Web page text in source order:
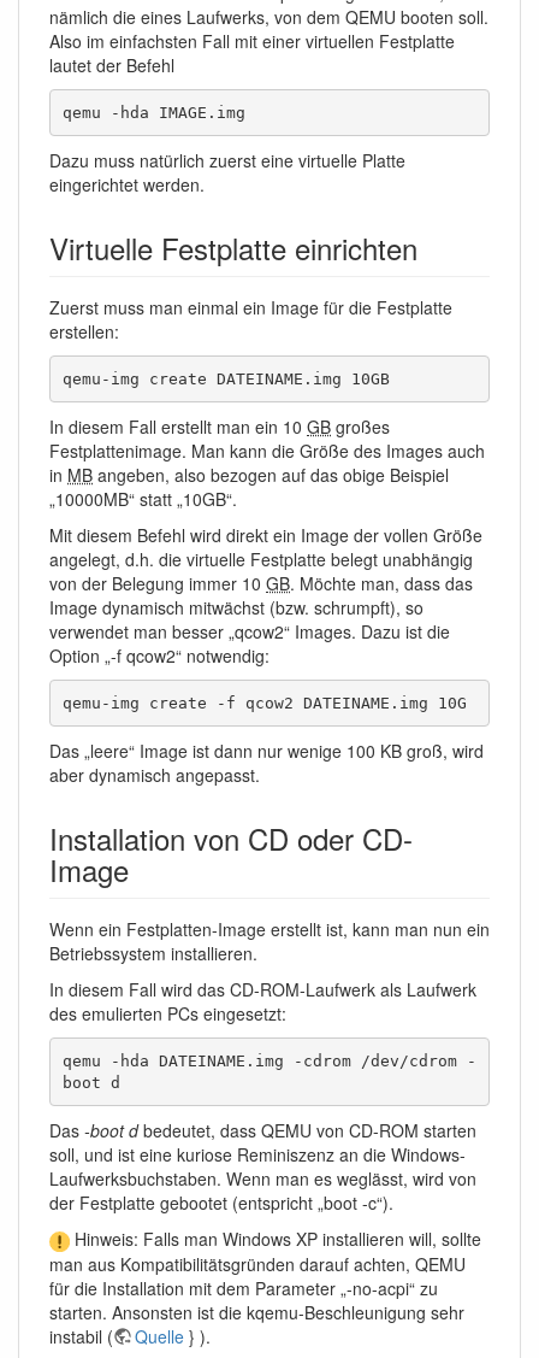
nämlich die eines Laufwerks, von dem QEMU booten soll.
Also im einfachsten Fall mit einer virtuellen Festplatte
lautet der Befehl
qemu -hda IMAGE.img
Dazu muss natürlich zuerst eine virtuelle Platte
eingerichtet werden.
Virtuelle Festplatte einrichten
Zuerst muss man einmal ein Image für die Festplatte
erstellen:
qemu-img create DATEINAME.img 10GB
In diesem Fall erstellt man ein 10 GB großes
Festplattenimage. Man kann die Größe des Images auch
in MB angeben, also bezogen auf das obige Beispiel
„10000MB“ statt „10GB“.
Mit diesem Befehl wird direkt ein Image der vollen Größe
angelegt, d.h. die virtuelle Festplatte belegt unabhängig
von der Belegung immer 10 GB. Möchte man, dass das
Image dynamisch mitwächst (bzw. schrumpft), so
verwendet man besser „qcow2“ Images. Dazu ist die
Option „-f qcow2“ notwendig:
qemu-img create -f qcow2 DATEINAME.img 10G
Das „leere“ Image ist dann nur wenige 100 KB groß, wird
aber dynamisch angepasst.
Installation von CD oder CD-
Image
Wenn ein Festplatten-Image erstellt ist, kann man nun ein
Betriebssystem installieren.
In diesem Fall wird das CD-ROM-Laufwerk als Laufwerk
des emulierten PCs eingesetzt:
qemu -hda DATEINAME.img -cdrom /dev/cdrom -
boot d
Das -boot dbedeutet, dass QEMU von CD-ROM starten
soll, und ist eine kuriose Reminiszenz an die Windows-
Laufwerksbuchstaben. Wenn man es weglässt, wird von
der Festplatte gebootet (entspricht „boot -c“).
Hinweis: Falls man Windows XP installieren will, sollte
man aus Kompatibilitätsgründen darauf achten, QEMU
für die Installation mit dem Parameter „-no-acpi“ zu
starten. Ansonsten ist die kqemu-Beschleunigung sehr
instabil (
Quelle } ).